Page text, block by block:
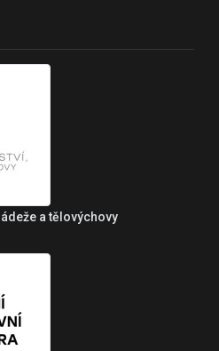
a tělovýchovy